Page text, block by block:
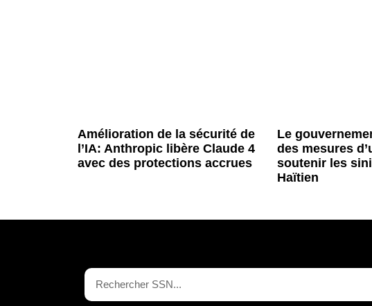
Amélioration de la sécurité de
l’IA: Anthropic libère Claude 4
avec des protections accrues
Le
des mesures
soutenir les
Haïtien